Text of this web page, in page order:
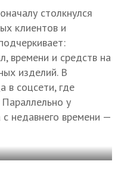
столкнулся
клиентов и
времени и средств на
изделий. В
в соцсети, где
у
с недавнего времени —